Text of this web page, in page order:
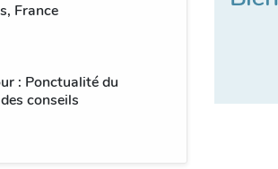
France
: Ponctualité du
conseils